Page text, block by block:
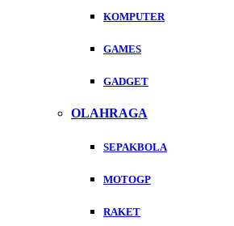
KOMPUTER
GAMES
GADGET
OLAHRAGA
SEPAKBOLA
MOTOGP
RAKET